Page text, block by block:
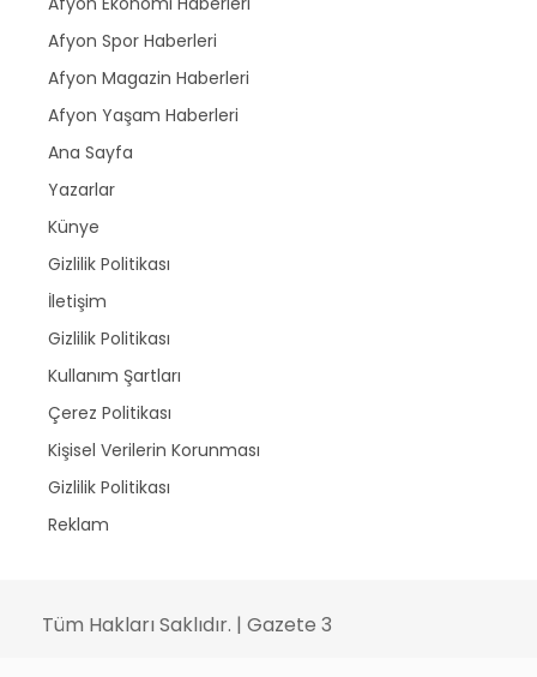
Afyon Spor Haberleri
Afyon Magazin Haberleri
Afyon Yaşam Haberleri
Ana Sayfa
Yazarlar
Künye
Gizlilik Politikası
İletişim
Gizlilik Politikası
Kullanım Şartları
Çerez Politikası
Kişisel Verilerin Korunması
Gizlilik Politikası
Reklam
Tüm Hakları Saklıdır. | Gazete 3